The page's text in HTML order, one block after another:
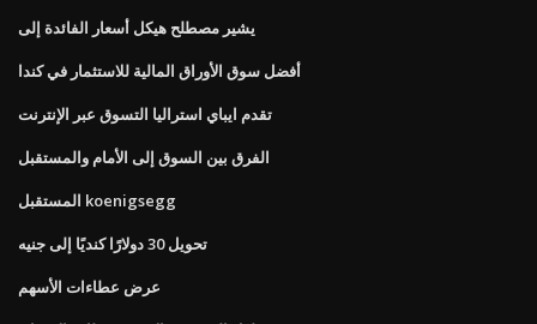
يشير مصطلح هيكل أسعار الفائدة إلى
أفضل سوق الأوراق المالية للاستثمار في كندا
تقدم ايباي استراليا التسوق عبر الإنترنت
الفرق بين السوق إلى الأمام والمستقبل
المستقبل koenigsegg
تحويل 30 دولارًا كنديًا إلى جنيه
عرض عطاءات الأسهم